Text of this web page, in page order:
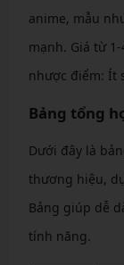
anime, mẫu
mạnh. Giá từ
nhược điểm: Ít
Bảng tổng
Dưới đây là
thương hiệu,
Bảng giúp dễ
tính năng.